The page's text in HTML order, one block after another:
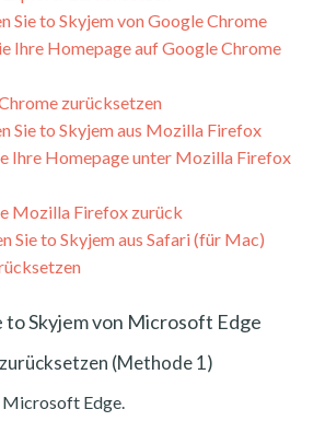
Sie to Skyjem von Google Chrome
Ihre Homepage auf Google Chrome
zurücksetzen
Sie to Skyjem aus Mozilla Firefox
Ihre Homepage unter Mozilla Firefox
Mozilla Firefox zurück
Sie to Skyjem aus Safari (für Mac)
to Skyjem von Microsoft Edge
(Methode 1)
Microsoft Edge.